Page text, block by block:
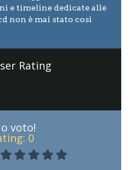
e timeline dedicate alle
non è mai stato così
Rating
voto!
0